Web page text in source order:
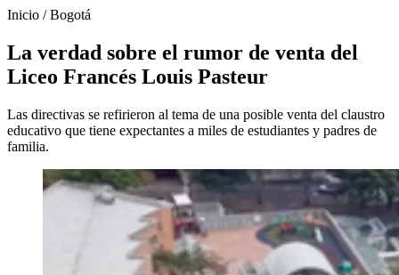
Inicio /Bogotá
La verdad sobre el rumor de venta del
Liceo Francés Louis Pasteur
Las directivas se refirieron al tema de una posible venta del claustro
educativo que tiene expectantes a miles de estudiantes y padres de
familia.